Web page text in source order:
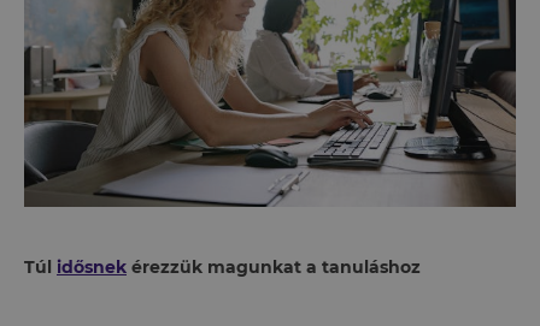
Túl idősnek érezzük magunkat a tanuláshoz